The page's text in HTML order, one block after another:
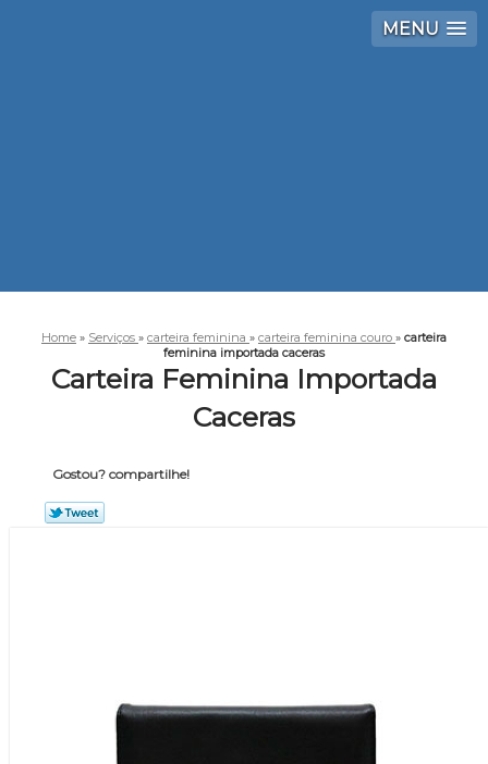
MENU
Home » Serviços » carteira feminina » carteira feminina couro » carteira
feminina importada caceras
Carteira Feminina Importada
Caceras
Gostou? compartilhe!